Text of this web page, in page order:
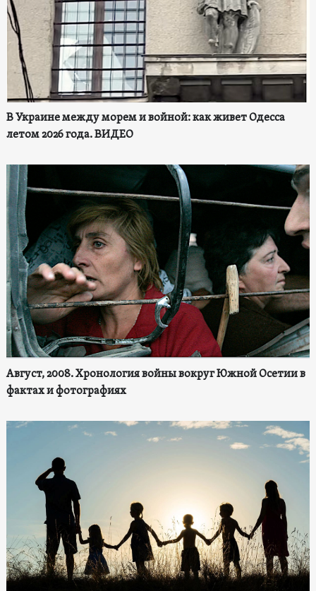
В Украине между морем и войной: как живет Одесса
летом 2026 года. ВИДЕО
Август, 2008. Хронология войны вокруг Южной Осетии в
фактах и фотографиях